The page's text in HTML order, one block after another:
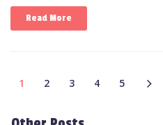
Read More
1 2 3 4 5